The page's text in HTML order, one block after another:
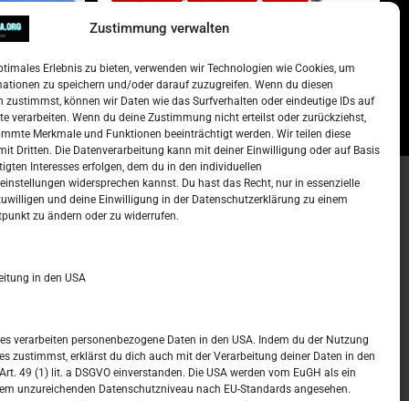
Zustimmung verwalten
Erlebnis zu bieten, verwenden wir Technologien wie Cookies, um
zu speichern und/oder darauf zuzugreifen. Wenn du diesen
zustimmst, können wir Daten wie das Surfverhalten oder eindeutige IDs auf
verarbeiten. Wenn du deine Zustimmung nicht erteilst oder zurückziehst,
Merkmale und Funktionen beeinträchtigt werden. Wir teilen diese
Dritten. Die Datenverarbeitung kann mit deiner Einwilligung oder auf Basis
Interesses erfolgen, dem du in den individuellen
widersprechen kannst. Du hast das Recht, nur in essenzielle
und deine Einwilligung in der Datenschutzerklärung zu einem
zu ändern oder zu widerrufen.
in den USA
verarbeiten personenbezogene Daten in den USA. Indem du der Nutzung
zustimmst, erklärst du dich auch mit der Verarbeitung deiner Daten in den
49 (1) lit. a DSGVO einverstanden. Die USA werden vom EuGH als ein
unzureichenden Datenschutzniveau nach EU-Standards angesehen.
Lista najtraženijih deficitarnih
15. Oktober 2022 Redakcija
–
Kalendar
4 5 6 7 8 9 10
11 12 13 14 15 16